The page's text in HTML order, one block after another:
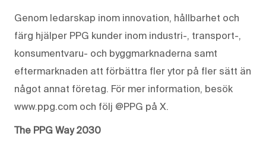
Genom ledarskap inom innovation, hållbarhet och
färg hjälper PPG kunder inom industri-, transport-,
konsumentvaru- och byggmarknaderna samt
eftermarknaden att förbättra fler ytor på fler sätt än
något annat företag. För mer information, besök
www.ppg.com och följ @PPG på X.
The PPG Way 2030